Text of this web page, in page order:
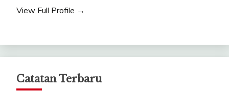
View Full Profile →
Catatan Terbaru